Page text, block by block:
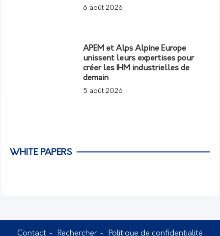
6 août 2026
APEM et Alps Alpine Europe
unissent leurs expertises pour
créer les IHM industrielles de
demain
5 août 2026
WHITE PAPERS
Contact Rechercher Politique de confidentialité